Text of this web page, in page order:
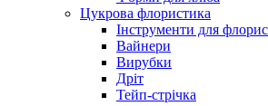
Цукрова флористика
Інструменти для
Вайнери
Вирубки
Дріт
Тейп-стрічка